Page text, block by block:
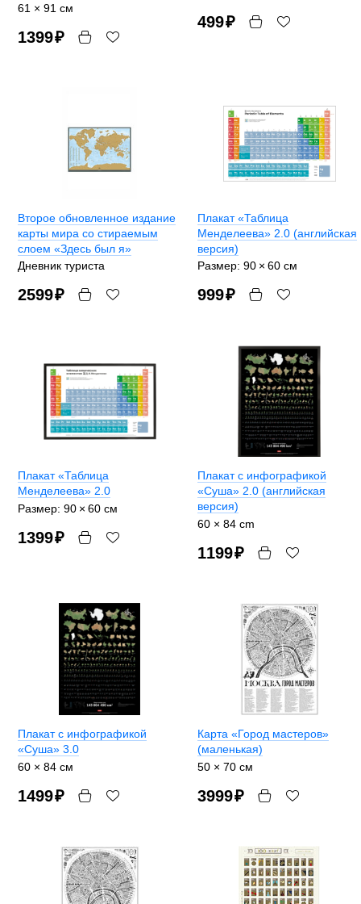
61 × 91 см
1399₽
499₽
Второе обновленное издание
карты мира со стираемым
слоем «Здесь был я»
Дневник туриста
2599₽
Плакат «Таблица
Менделеева» 2.0 (английская
версия)
Размер: 90 × 60 cм
999₽
Плакат «Таблица
Менделеева» 2.0
Размер: 90 × 60 cм
1399₽
Плакат с инфографикой
«Суша» 2.0 (английская
версия)
60 × 84 cm
1199₽
Плакат с инфографикой
«Суша» 3.0
60 × 84 см
1499₽
Карта «Город мастеров»
(маленькая)
50 × 70 см
3999₽